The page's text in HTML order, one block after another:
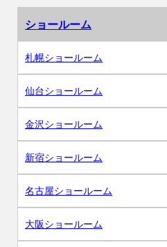
ショールーム
札幌ショールーム
仙台ショールーム
金沢ショールーム
新宿ショールーム
名古屋ショールーム
大阪ショールーム